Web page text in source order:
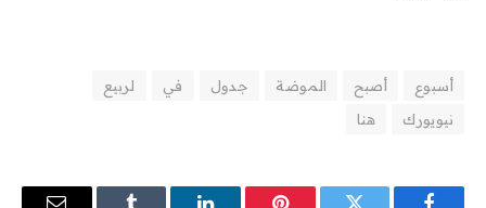
أسبوع أصبح الموضة جدول في
لربيع
نيويورك
هنا